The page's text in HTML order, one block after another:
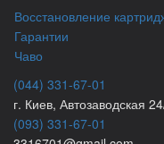
Восстановление
Гарантии
Чаво
(044) 331-67-01
г. Киев, Автозаводская
(093) 331-67-01